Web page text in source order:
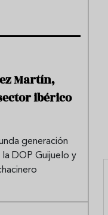
Martín,
ibérico
generación
DOP Guijuelo y